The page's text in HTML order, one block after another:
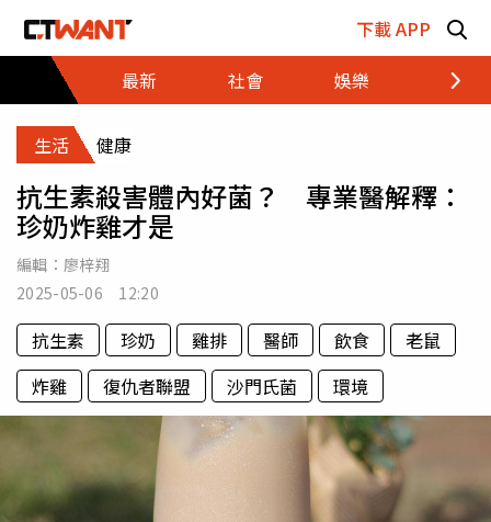
下載 APP
最新
社會 娛樂 財經
生活 健康
抗生素殺害體內好菌？ 專業醫解釋：
珍奶炸雞才是
編輯： 廖梓翔
2025-05-06 12:20
抗生素 珍奶 雞排 醫師 飲食
老鼠
炸雞
復仇者聯盟 沙門氏菌 環境